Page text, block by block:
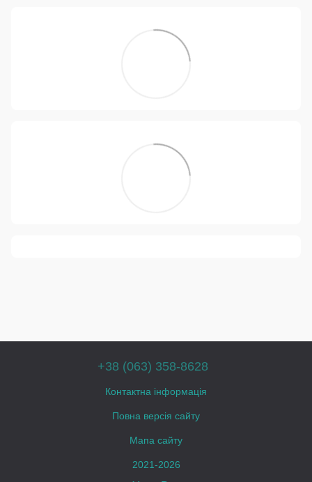
+38 (063) 358-8628
Контактна інформація
Повна версія сайту
Мапа сайту
2021-2026